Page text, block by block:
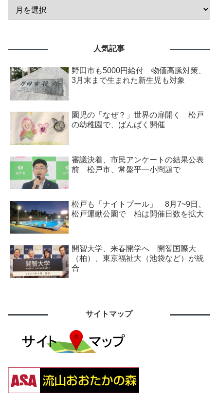
人気記事
野田市も5000円給付 物価高騰対策、
3月末まで生まれた新生児も対象
園児の「なぜ？」世界の扉開く 松戸
の幼稚園で、ばんぱく開催
審議決着、市民アンケートの結果公表
前 松戸市、常盤平一小問題で
松戸も「ナイトプール」 8月7~9日、
松戸運動公園で 柏は開催日数を拡大
開智大学、来春開学へ 開智国際大
（柏）、東京福祉大（池袋など）が統
合
サイトマップ